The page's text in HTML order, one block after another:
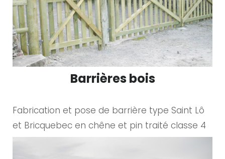
Barrières bois
Fabrication et pose de barrière type Saint Lô
et Bricquebec en chêne et pin traité classe 4